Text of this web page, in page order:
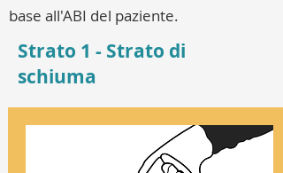
base all'ABI del paziente.
Strato 1 - Strato di
schiuma